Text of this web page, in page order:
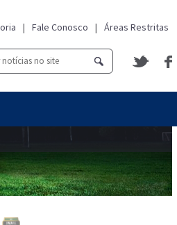
| Fale Conosco | Áreas Restritas